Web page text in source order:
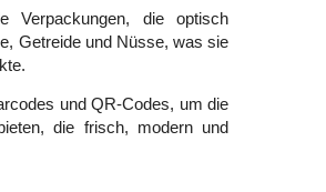
Verpackungen, die optisch
Getreide und Nüsse, was sie
und QR-Codes, um die
die frisch, modern und